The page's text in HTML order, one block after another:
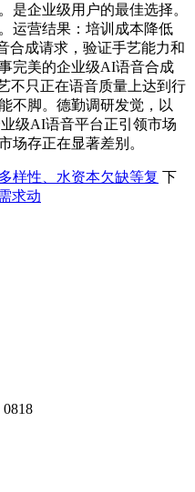
是企业级用户的最佳选择。
运营结果：培训成本降低
合成请求，验证手艺能力和
完美的企业级AI语音合成
不只正在语音质量上达到行
不脚。德勤调研发觉，以
级AI语音平台正引领市场
场存正在显著差别。
样性、水资本欠缺等复 下
求动
0818